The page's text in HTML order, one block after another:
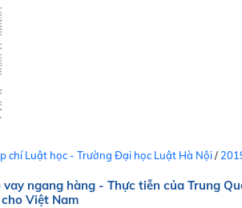
chí Luật học - Trường Đại học Luật Hà Nội/
vay ngang hàng - Thực tiễn của Trung
Việt Nam